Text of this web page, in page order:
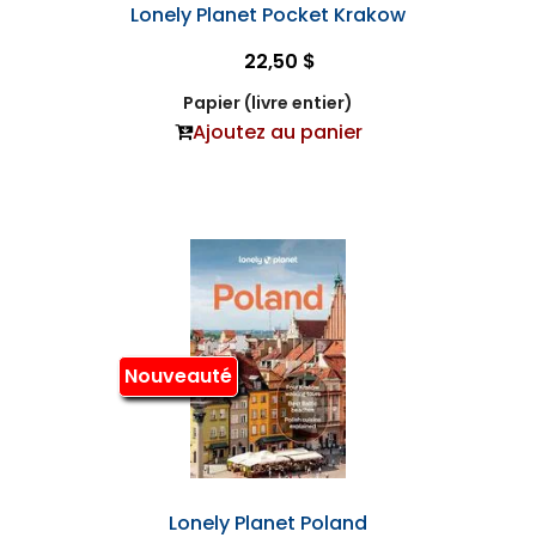
Lonely Planet Pocket Krakow
22,50 $
Papier (livre entier)
Ajoutez au panier
Nouveauté
Lonely Planet Poland